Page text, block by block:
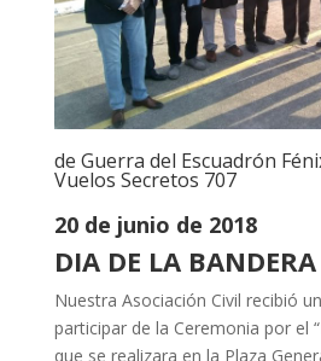
de Guerra del Escuadrón
Vuelos Secretos 707
20 de junio de 2018
DIA DE LA BANDERA
Nuestra Asociación Civil recibió
participar de la Ceremonia por el
que se realizara en la Plaza